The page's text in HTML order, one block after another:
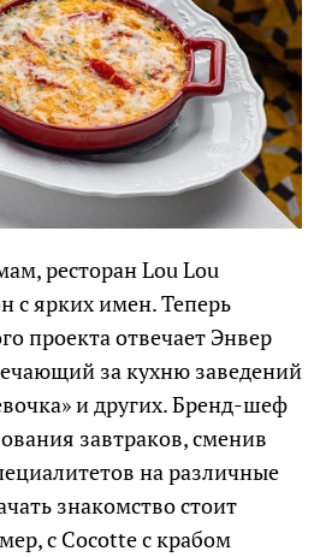
ресторан Lou Lou
с ярких имен. Теперь
проекта отвечает Энвер
за кухню заведений
и других. Бренд-шеф
завтраков, сменив
на различные
знакомство стоит
с Cocotte с крабом